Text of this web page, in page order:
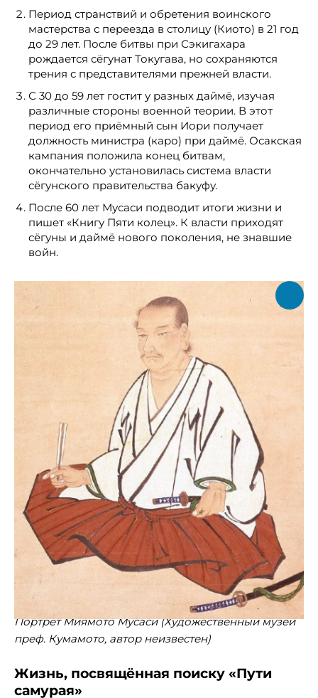
Период странствий и обретения воинского
мастерства с переезда в столицу (Киото) в 21 год
до 29 лет. После битвы при Сэкигахара
рождается сёгунат Токугава, но сохраняются
трения с представителями прежней власти.
С 30 до 59 лет гостит у разных даймё, изучая
различные стороны военной теории. В этот
период его приёмный сын Иори получает
должность министра (каро) при даймё. Осакская
кампания положила конец битвам,
окончательно установилась система власти
сёгунского правительства бакуфу.
После 60 лет Мусаси подводит итоги жизни и
пишет «Книгу Пяти колец». К власти приходят
сёгуны и даймё нового поколения, не знавшие
войн.
Портрет Миямото Мусаси (Художественный музей
преф. Кумамото, автор неизвестен)
Жизнь, посвящённая поиску «Пути
самурая»